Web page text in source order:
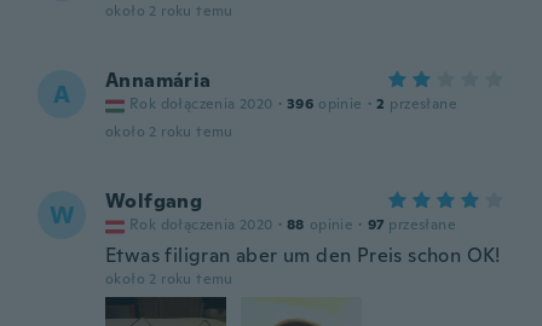
około 2 roku temu
A Annamária
Rok dołączenia 2020 · 396 opinie · 2 przesłane
około 2 roku temu
W Wolfgang
Rok dołączenia 2020 · 88 opinie · 97 przesłane
Etwas filigran aber um den Preis schon OK!
około 2 roku temu